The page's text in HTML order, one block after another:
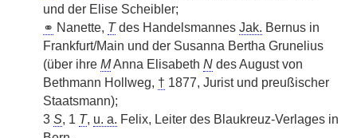
und der Elise Scheibler;
⚭ Nanette, Tdes Handelsmannes Jak. Bernus in
Frankfurt/Main und der Susanna Bertha Grunelius
(über ihre MAnna Elisabeth N des August von
Bethmann Hollweg, † 1877, Jurist und preußischer
Staatsmann);
3 S, 1 T, u. a. Felix, Leiter des Blaukreuz-Verlages in